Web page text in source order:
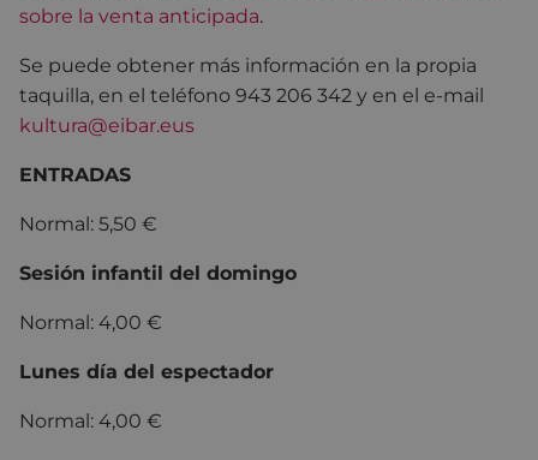
sobre la venta anticipada.
Se puede obtener más información en la propia
taquilla, en el teléfono 943 206 342 y en el e-mail
kultura@eibar.eus
ENTRADAS
Normal: 5,50 €
Sesión infantil del domingo
Normal: 4,00 €
Lunes día del espectador
Normal: 4,00 €